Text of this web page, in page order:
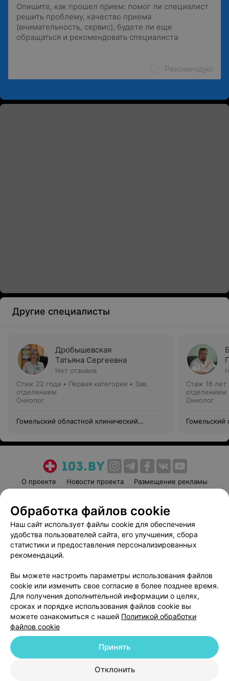
Рекомендую
Другие специалисты
Дробышевская
Татьяна Сергеевна
Нет отзывов
Стаж 22 года • Первая категория • Зав.
отделением
Онколог
Гомельский областной клинический
Стаж 16 лет
отделением
Онколог
Гомельский
О проекте Новости проекта
Размещение рекламы
Пользовательское соглашение
Способы оплаты
Вакансии
Партнеры
Написать руководителю 103.by
Обработка персональных данных
© 2026 ООО «Артокс Лаб», УНП 191700409
| 220012, Республика Беларусь,
Обработка файлов cookie
Наш сайт использует файлы cookie для обеспечения
удобства пользователей сайта, его улучшения, сбора
статистики и предоставления персонализированных
рекомендаций.
Вы можете настроить параметры использования файлов
cookie или изменить свое согласие в более позднее время.
Для получения дополнительной информации о целях,
сроках и порядке использования файлов cookie вы
можете ознакомиться с нашей Политикой обработки
файлов cookie
Отклонить
Принять